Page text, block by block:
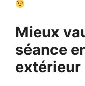
Mieux
séance
extérieur